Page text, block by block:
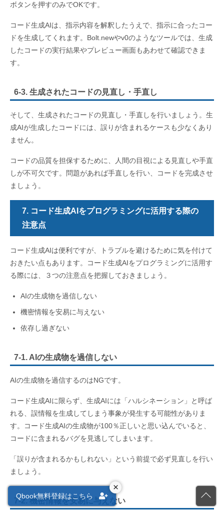
ボタンを押すのみでOKです。
コード生成AIは、指示内容を解釈したうえで、指示に合ったコー
ドを生成してくれます。Bolt.newやv0のようなツールでは、生成
したコードの実行結果やプレビュー画面もあわせて確認できま
す。
6-3. 生成されたコードの見直し・手直し
そして、生成されたコードの見直し・手直しを行いましょう。生
成AIが生成したコードには、誤りが含まれるケースも少なくあり
ません。
コードの品質を担保するために、人間の目視による見直しや手直
しが不可欠です。問題があれば手直しを行い、コードを完成させ
ましょう。
7. コード生成AIをプログラミングに活用する際の
注意点
コード生成AIは便利ですが、トラブルを避けるために気を付けて
おきたい点もあります。コード生成AIをプログラミングに活用す
る際には、３つの注意点を把握しておきましょう。
AIの生成物を過信しない
機密情報を安易に与えない
依存し過ぎない
7-1. AIの生成物を過信しない
AIの生成物を過信するのはNGです。
コード生成AIに限らず、生成AIには「ハルシネーション」と呼ば
れる、誤情報を生成してしまう事象が発生する可能性がありま
す。コード生成AIの生成物が100％正しいと思い込んでいると、
コードに含まれるバグを見逃してしまいます。
「誤りが含まれるかもしれない」という前提で必ず見直しを行い
ましょう。
7-2. 機密情報を安易に与えない
×
Qbook無料登録はこちら